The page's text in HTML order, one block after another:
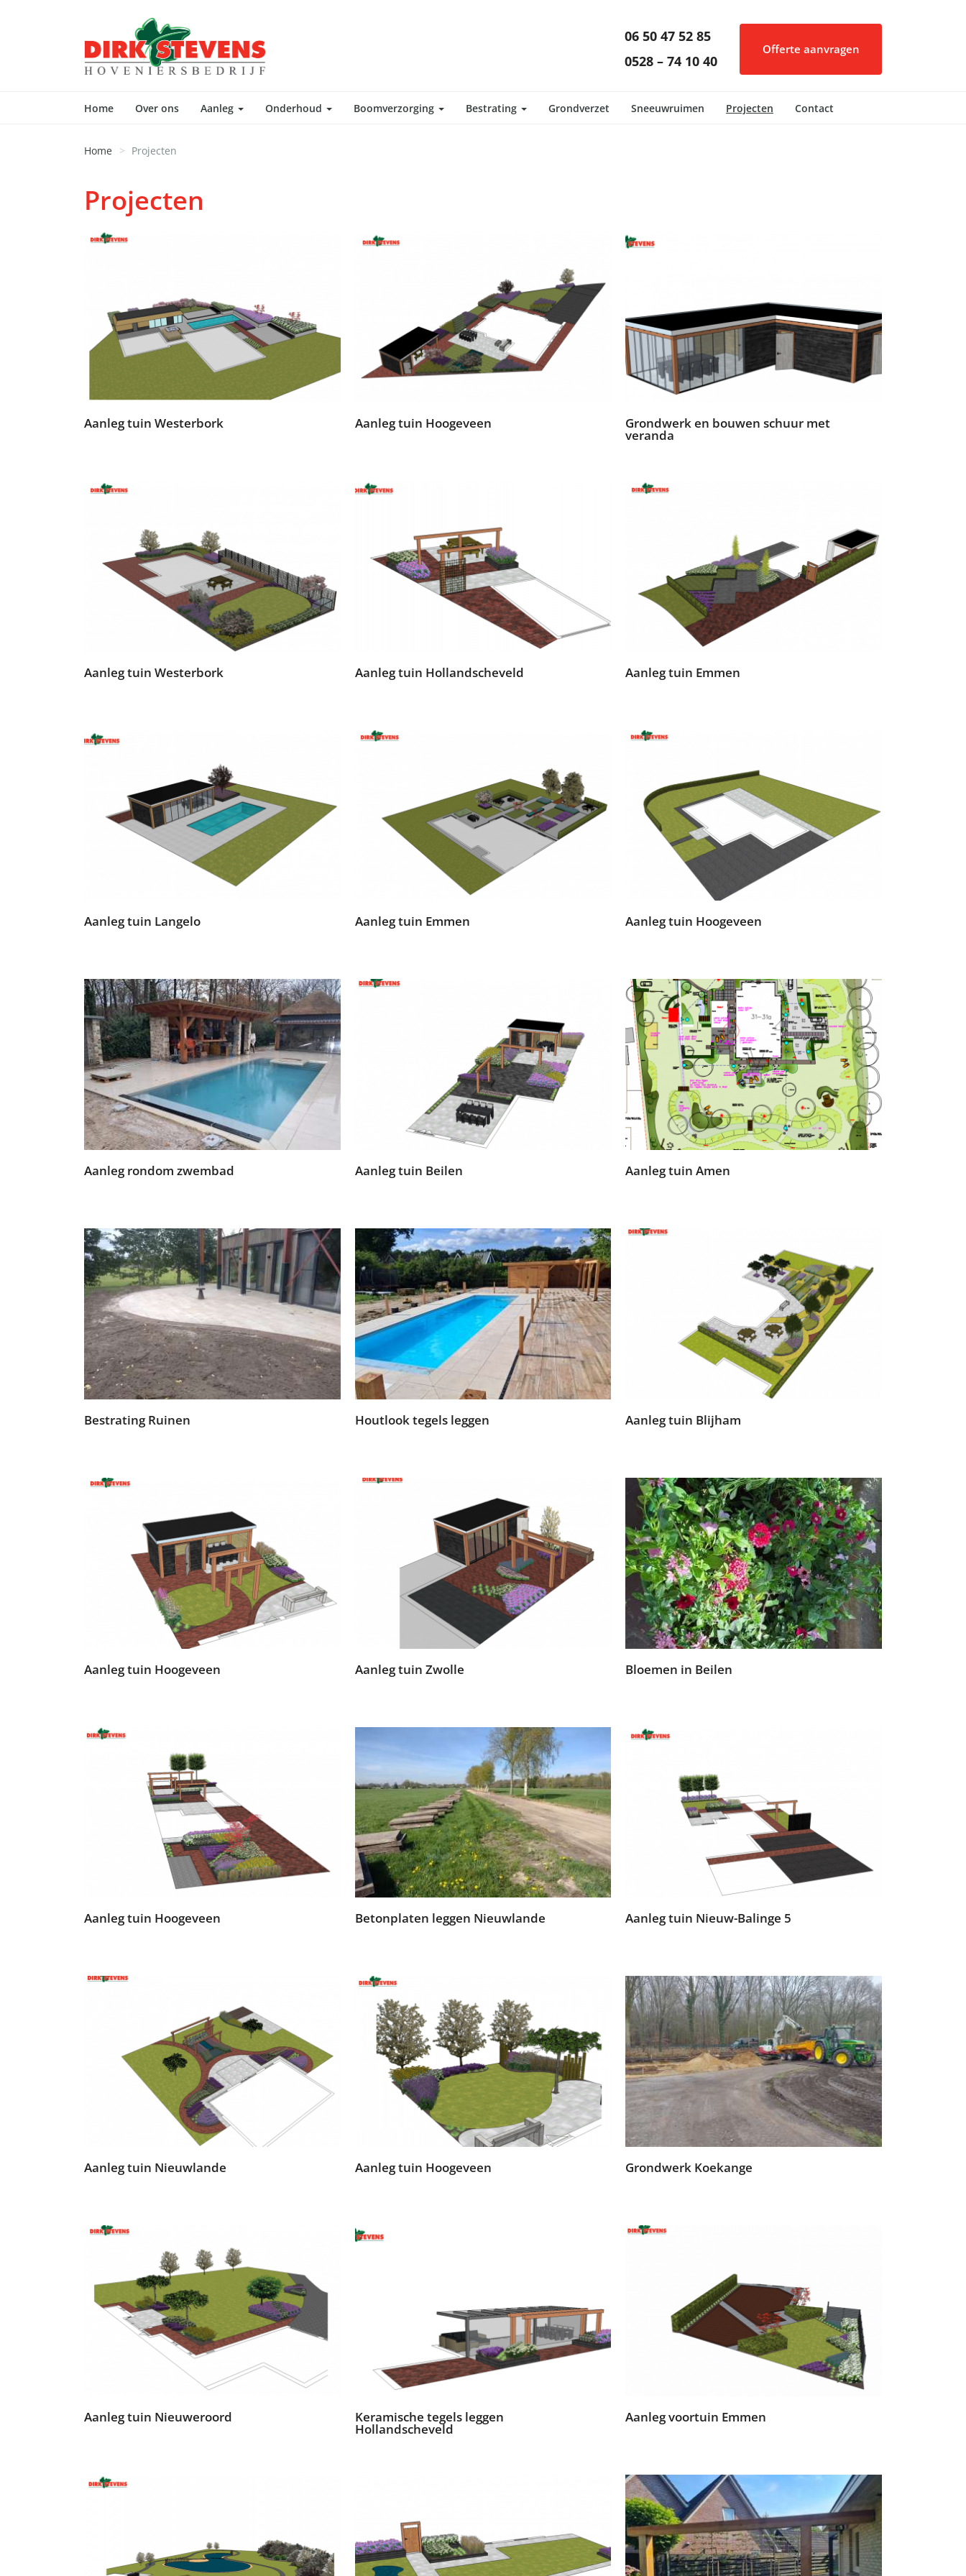
Offerte aanvragen
06 50 47 52 85
0528 – 74 10 40
Home Over ons Aanleg Onderhoud Boomverzorging Bestrating Grondverzet Sneeuwruimen Projecten Contact
Home Projecten
Projecten
Aanleg tuin Westerbork Aanleg tuin Hoogeveen Grondwerk en bouwen schuur met
veranda
Aanleg tuin Westerbork Aanleg tuin Hollandscheveld Aanleg tuin Emmen
Aanleg tuin Langelo Aanleg tuin Emmen Aanleg tuin Hoogeveen
Aanleg rondom zwembad Aanleg tuin Beilen Aanleg tuin Amen
Bestrating Ruinen Houtlook tegels leggen Aanleg tuin Blijham
Aanleg tuin Hoogeveen Aanleg tuin Zwolle Bloemen in Beilen
Aanleg tuin Hoogeveen Betonplaten leggen Nieuwlande Aanleg tuin Nieuw-Balinge 5
Aanleg tuin Nieuwlande Aanleg tuin Hoogeveen Grondwerk Koekange
Aanleg tuin Nieuweroord Keramische tegels leggen
Hollandscheveld
Aanleg voortuin Emmen